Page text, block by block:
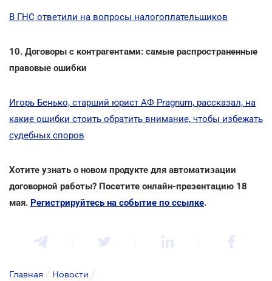
В ГНС ответили на вопросы налогоплательщиков
10. Договоры с контрагентами: самые распространенные
правовые ошибки
Игорь Бенько, старший юрист АФ Pragnum, рассказал, на
какие ошибки стоить обратить внимание, чтобы избежать
судебных споров
Хотите узнать о новом продукте для автоматизации
договорной работы? Посетите онлайн-презентацию 18
мая. Регистрируйтесь на событие по ссылке.
Главная / Новости /